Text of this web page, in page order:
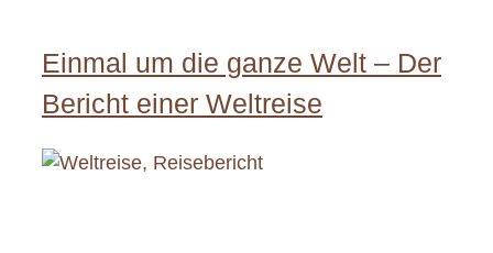
Einmal um die ganze Welt – Der
Bericht einer Weltreise